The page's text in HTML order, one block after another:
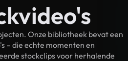
Onze bibliotheek bevat een
– die echte momenten en
stockclips voor herhalende